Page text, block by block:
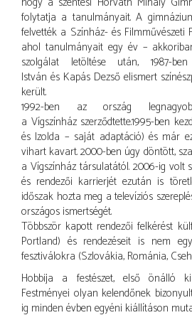
folytatja a tanulmányait. A
felvették a Színház- és Filmművészeti
ahol tanulmányait egy év –
szolgálat letöltése után, 1987-
István és Kapás Dezső elismert
került.
1992-ben az ország
a Vígszínház szerződtette.1995-ben
és Izolda – saját adaptáció) és már
vihart kavart. 2000-ben úgy döntött,
a Vígszínház társulatától. 2006-ig volt
és rendezői karrierjét ezután is
időszak hozta meg a televíziós
országos ismertségét.
Többször kapott rendezői felkérést
Portland) és rendezéseit is nem
fesztiválokra (Szlovákia, Románia,
Hobbija a festészet, első önálló
Festményei olyan kelendőnek
ig minden évben egyéni kiállításon